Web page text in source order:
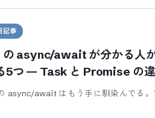
記事
async/await が分かる人
5つ — Task と Promise の
async/await はもう手に馴染んでる